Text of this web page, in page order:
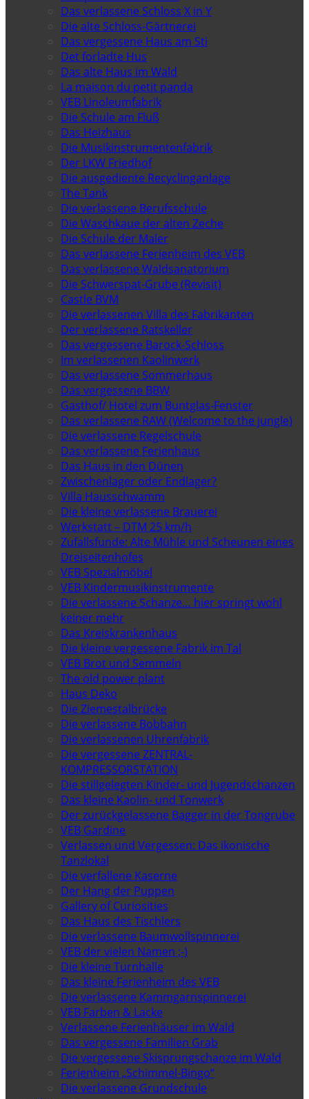
Das verlassene Schloss X in Y
Die alte Schloss-Gärtnerei
Das vergessene Haus am Sti
Det forladte Hus
Das alte Haus im Wald
La maison du petit panda
VEB Linoleumfabrik
Die Schule am Fluß
Das Heizhaus
Die Musikinstrumentenfabrik
Der LKW Friedhof
Die ausgediente Recyclinganlage
The Tank
Die verlassene Berufsschule
Die Waschkaue der alten Zeche
Die Schule der Maler
Das verlassene Ferienheim des VEB
Das verlassene Waldsanatorium
Die Schwerspat-Grube (Revisit)
Castle BVM
Die verlassenen Villa des Fabrikanten
Der verlassene Ratskeller
Das vergessene Barock-Schloss
Im verlassenen Kaolinwerk
Das verlassene Sommerhaus
Das vergessene BBW
Gasthof/ Hotel zum Buntglas-Fenster
Das verlassene RAW (Welcome to the jungle)
Die verlassene Regelschule
Das verlassene Ferienhaus
Das Haus in den Dünen
Zwischenlager oder Endlager?
Villa Hausschwamm
Die kleine verlassene Brauerei
Werkstatt – DTM 25 km/h
Zufallsfunde: Alte Mühle und Scheunen eines
Dreiseitenhofes
VEB Spezialmöbel
VEB Kindermusikinstrumente
Die verlassene Schanze… hier springt wohl
keiner mehr
Das Kreiskrankenhaus
Die kleine vergessene Fabrik im Tal
VEB Brot und Semmeln
The old power plant
Haus Deko
Die Ziemestalbrücke
Die verlassene Bobbahn
Die verlassenen Uhrenfabrik
Die vergessene ZENTRAL-
KOMPRESSORSTATION
Die stillgelegten Kinder- und Jugendschanzen
Das kleine Kaolin- und Tonwerk
Der zurückgelassene Bagger in der Tongrube
VEB Gardine
Verlassen und Vergessen: Das ikonische
Tanzlokal
Die verfallene Kaserne
Der Hang der Puppen
Gallery of Curiosities
Das Haus des Tischlers
Die verlassene Baumwollspinnerei
VEB der vielen Namen ;-)
Die kleine Turnhalle
Das kleine Ferienheim des VEB
Die verlassene Kammgarnspinnerei
VEB Farben & Lacke
Verlassene Ferienhäuser im Wald
Das vergessene Familien Grab
Die vergessene Skisprungschanze im Wald
Ferienheim „Schimmel-Bingo“
Die verlassene Grundschule